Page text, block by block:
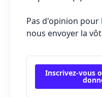
Pas d'opinion
nous envoyer la
Inscrivez-vous